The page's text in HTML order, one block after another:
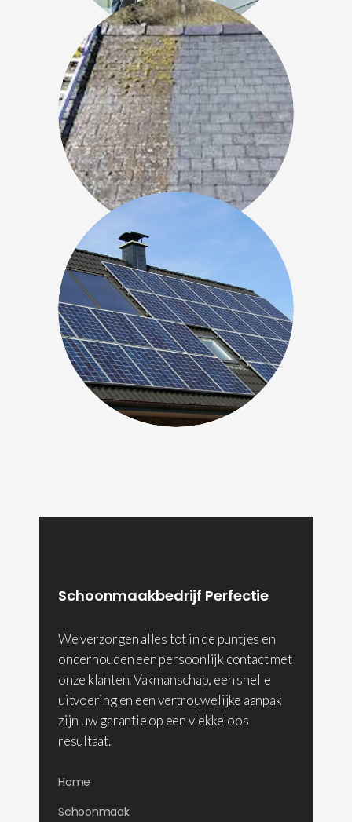
Schoonmaakbedrijf Perfectie
We verzorgen alles tot in de puntjes en
onderhouden een persoonlijk contact met
onze klanten. Vakmanschap, een snelle
uitvoering en een vertrouwelijke aanpak
zijn uw garantie op een vlekkeloos
resultaat.
Home
Schoonmaak